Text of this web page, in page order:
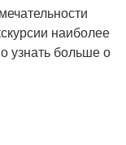
наиболее
узнать больше о